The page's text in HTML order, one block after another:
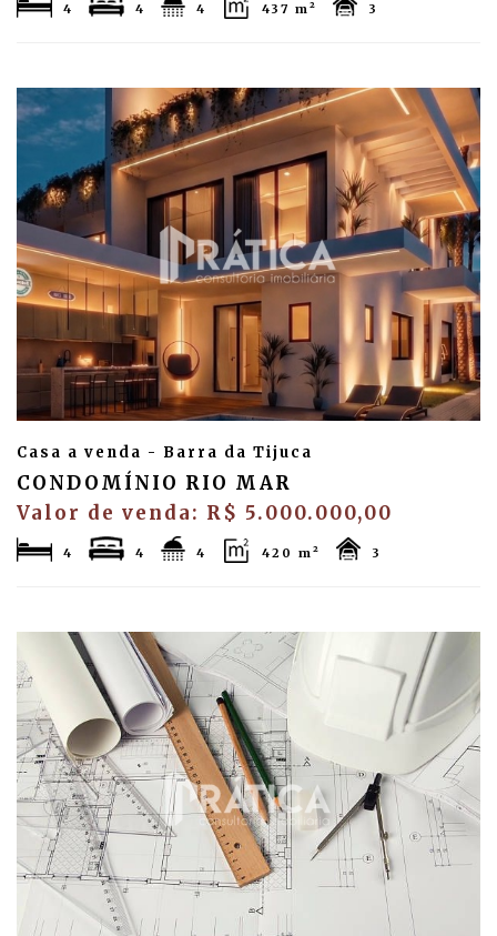
4 4 4 437 m² 3
Casa a venda - Barra da Tijuca
CONDOMÍNIO RIO MAR
Valor de venda: R$ 5.000.000,00
4 4 4 420 m² 3